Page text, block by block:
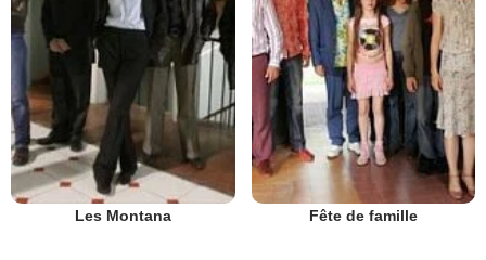
Les Montana Fête de famille